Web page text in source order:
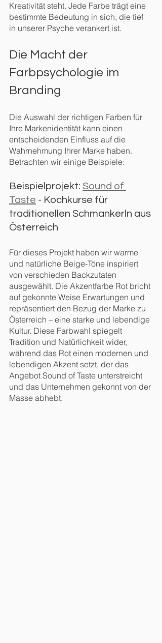
Kreativität steht. Jede Farbe trägt eine
bestimmte Bedeutung in sich, die tief
in unserer Psyche verankert ist.
Die Macht der
Farbpsychologie im
Branding
Die Auswahl der richtigen Farben für
Ihre Markenidentität kann einen
entscheidenden Einfluss auf die
Wahrnehmung Ihrer Marke haben.
Betrachten wir einige Beispiele:
Beispielprojekt: Sound of
Taste - Kochkurse für
traditionellen Schmankerln aus
Österreich
Für dieses Projekt haben wir warme
und natürliche Beige-Töne inspiriert
von verschieden Backzutaten
ausgewählt. Die Akzentfarbe Rot bricht
auf gekonnte Weise Erwartungen und
repräsentiert den Bezug der Marke zu
Österreich – eine starke und lebendige
Kultur. Diese Farbwahl spiegelt
Tradition und Natürlichkeit wider,
während das Rot einen modernen und
lebendigen Akzent setzt, der das
Angebot Sound of Taste unterstreicht
und das Unternehmen gekonnt von der
Masse abhebt.